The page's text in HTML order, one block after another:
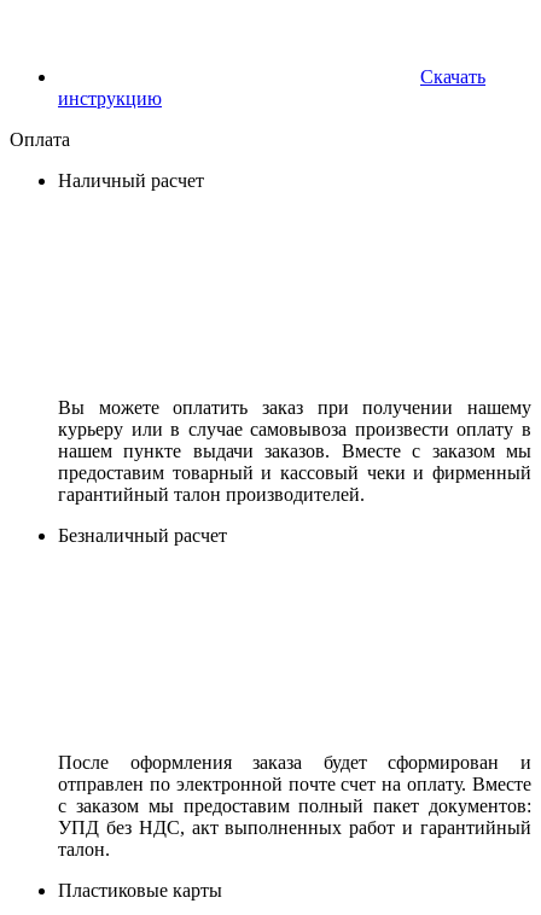
Скачать
инструкцию
Оплата
Наличный расчет
Вы можете оплатить заказ при получении нашему
курьеру или в случае самовывоза произвести оплату в
нашем пункте выдачи заказов. Вместе с заказом мы
предоставим товарный и кассовый чеки и фирменный
гарантийный талон производителей.
Безналичный расчет
После оформления заказа будет сформирован и
отправлен по электронной почте счет на оплату. Вместе
с заказом мы предоставим полный пакет документов:
УПД без НДС, акт выполненных работ и гарантийный
талон.
Пластиковые карты